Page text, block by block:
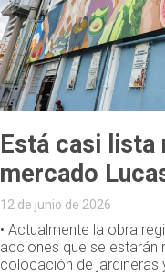
Está casi lista
mercado
12 de junio de 2026
• Actualmente la obra
acciones que se estarán
colocación de jardineras